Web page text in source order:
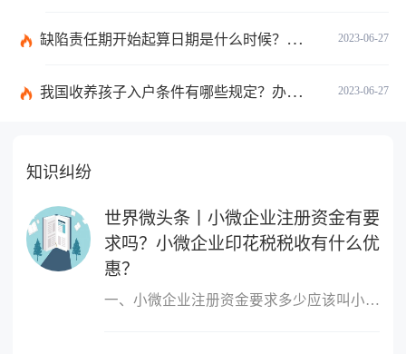
2023-06-27
缺陷责任期开始起算日期是什么时候？缺陷责任终止证书签发的必要条件是什么？
2023-06-27
我国收养孩子入户条件有哪些规定？办理收养登记的事实收养情况有几种？
知识纠纷
世界微头条丨小微企业注册资金有要
求吗？小微企业印花税税收有什么优
惠？
一、小微企业注册资金要求多少应该叫小微企业，小微企业的概念跟注